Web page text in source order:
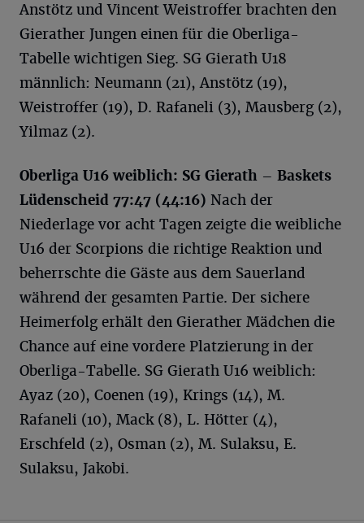
Anstötz und Vincent Weistroffer brachten den
Gierather Jungen einen für die Oberliga-
Tabelle wichtigen Sieg. SG Gierath U18
männlich: Neumann (21), Anstötz (19),
Weistroffer (19), D. Rafaneli (3), Mausberg (2),
Yilmaz (2).
Oberliga U16 weiblich: SG Gierath – Baskets
Lüdenscheid 77:47 (44:16) Nach der
Niederlage vor acht Tagen zeigte die weibliche
U16 der Scorpions die richtige Reaktion und
beherrschte die Gäste aus dem Sauerland
während der gesamten Partie. Der sichere
Heimerfolg erhält den Gierather Mädchen die
Chance auf eine vordere Platzierung in der
Oberliga-Tabelle. SG Gierath U16 weiblich:
Ayaz (20), Coenen (19), Krings (14), M.
Rafaneli (10), Mack (8), L. Hötter (4),
Erschfeld (2), Osman (2), M. Sulaksu, E.
Sulaksu, Jakobi.